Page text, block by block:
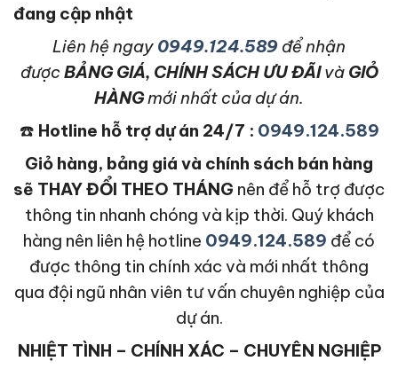
đang cập nhật
Liên hệ ngay 0949.124.589 để nhận
được BẢNG GIÁ, CHÍNH SÁCH ƯU ĐÃIvàGIỎ
HÀNGmới nhất của dự án.
☎️ Hotline hỗ trợ dự án 24/7 : 0949.124.589
Giỏ hàng, bảng giá và chính sách bán hàng
sẽ THAY ĐỔI THEO THÁNG nên để hỗ trợ được
thông tin nhanh chóng và kịp thời. Quý khách
hàng nên liên hệ hotline 0949.124.589 để có
được thông tin chính xác và mới nhất thông
qua đội ngũ nhân viên tư vấn chuyên nghiệp của
dự án.
NHIỆT TÌNH – CHÍNH XÁC – CHUYÊN NGHIỆP